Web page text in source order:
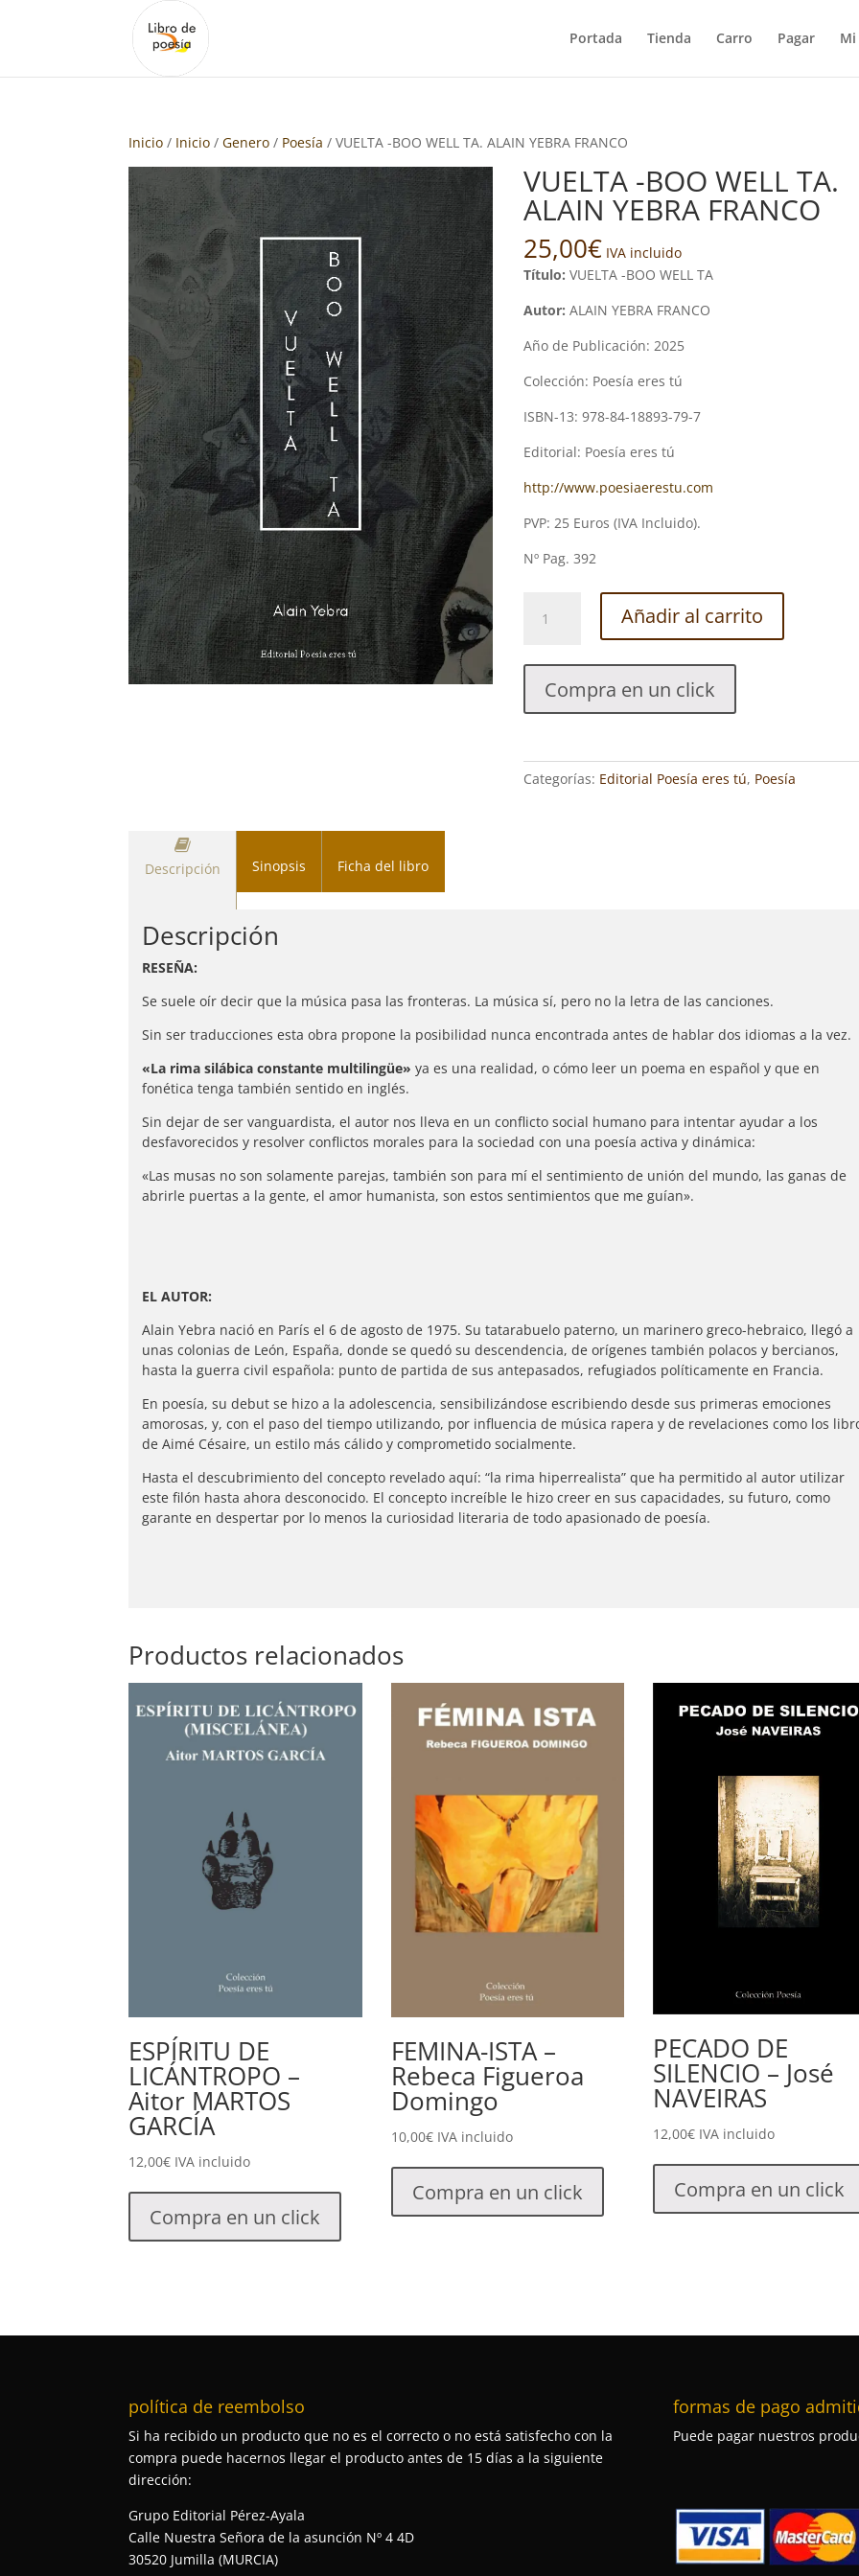
Portada Tienda Carro Pagar
Inicio / Inicio /Genero / Poesía / VUELTA -BOO WELL TA. ALAIN YEBRA FRANCO
VUELTA -BOO WELL TA.
ALAIN YEBRA FRANCO
25,00€ IVA incluido
Título: VUELTA -BOO WELL TA
Autor: ALAIN YEBRA FRANCO
Año de Publicación: 2025
Colección: Poesía eres tú
ISBN-13: 978-84-18893-79-7
Editorial: Poesía eres tú
http://www.poesiaerestu.com
PVP: 25 Euros (IVA Incluido).
Nº Pag. 392
WELL
ALAIN
FRANCO
cantidad
Añadir al carrito
Compra en un click
Categorías: Editorial Poesía eres tú, Poesía
Descripción Sinopsis Ficha del libro
Descripción
RESEÑA:
Se suele oír decir que la música pasa las fronteras. La música sí, pero no la letra de las canciones.
Sin ser traducciones esta obra propone la posibilidad nunca encontrada antes de hablar dos idiomas a la vez.
«La rima silábica constante multilingüe» ya es una realidad, o cómo leer un poema en español y que en
fonética tenga también sentido en inglés.
Sin dejar de ser vanguardista, el autor nos lleva en un conflicto social humano para intentar ayudar a los
desfavorecidos y resolver conflictos morales para la sociedad con una poesía activa y dinámica:
«Las musas no son solamente parejas, también son para mí el sentimiento de unión del mundo, las ganas de
abrirle puertas a la gente, el amor humanista, son estos sentimientos que me guían».
EL AUTOR:
Alain Yebra nació en París el 6 de agosto de 1975. Su tatarabuelo paterno, un marinero greco-hebraico, llegó a
unas colonias de León, España, donde se quedó su descendencia, de orígenes también polacos y bercianos,
hasta la guerra civil española: punto de partida de sus antepasados, refugiados políticamente en Francia.
En poesía, su debut se hizo a la adolescencia, sensibilizándose escribiendo desde sus primeras emociones
amorosas, y, con el paso del tiempo utilizando, por influencia de música rapera y de revelaciones como los
de Aimé Césaire, un estilo más cálido y comprometido socialmente.
Hasta el descubrimiento del concepto revelado aquí: “la rima hiperrealista” que ha permitido al autor utilizar
este filón hasta ahora desconocido. El concepto increíble le hizo creer en sus capacidades, su futuro, como
garante en despertar por lo menos la curiosidad literaria de todo apasionado de poesía.
Productos relacionados
ESPÍRITU DE
LICÁNTROPO –
Aitor MARTOS
GARCÍA
12,00€ IVA incluido
Compra en un click
FEMINA-ISTA –
Rebeca Figueroa
Domingo
10,00€ IVA incluido
Compra en un click
PECADO DE
SILENCIO – José
NAVEIRAS
12,00€ IVA incluido
Compra en un click
política de reembolso
Si ha recibido un producto que no es el correcto o no está satisfecho con la
compra puede hacernos llegar el producto antes de 15 días a la siguiente
dirección:
Grupo Editorial Pérez-Ayala
Calle Nuestra Señora de la asunción Nº 4 4D
30520 Jumilla (MURCIA)
formas de pago
Puede pagar nuestros